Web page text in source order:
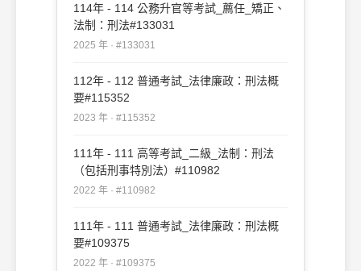
114年 - 114 公務升官等考試_薦任_矯正、
法制：刑法#133031
2025 年 · #133031
112年 - 112 普通考試_法律廉政：刑法概
要#115352
2023 年 · #115352
111年 - 111 高等考試_二級_法制：刑法
（包括刑事特別法）#110982
2022 年 · #110982
111年 - 111 普通考試_法律廉政：刑法概
要#109375
2022 年 · #109375